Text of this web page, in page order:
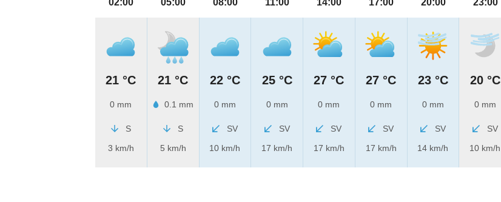
02:00
21 °C
0 mm
S
3 km/h
05:00
21 °C
0.1 mm
S
5 km/h
08:00
22 °C
0 mm
SV
10 km/h
11:00
25 °C
0 mm
SV
17 km/h
14:00
27 °C
0 mm
SV
17 km/h
17:00
27 °C
0 mm
SV
17 km/h
20:00
23 °C
0 mm
SV
14 km/h
23:00
20 °C
0 mm
SV
10 km/h